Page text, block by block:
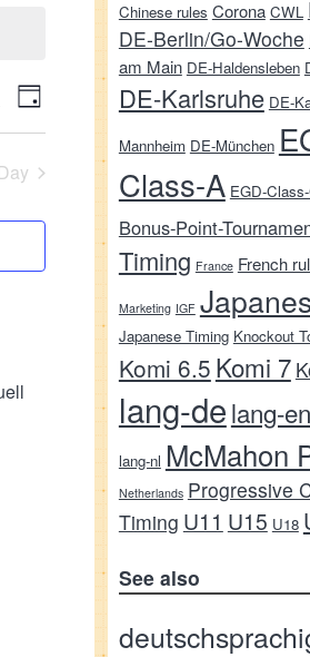
Event
Navigation
Day
Chinese rules Corona CWL
DE-Berlin/Go-Woche
am Main DE-Haldensleben
DE-Karlsruhe DE-
Mannheim DE-München
Class-A EGD-
Bonus-Point-
Timing France French
Marketing IGF
Japanese Timing Knockout
Komi 6.5 Komi 7
lang-delang-en
lang-nl McMahon
Netherlands Progressive
Timing U11 U15 U18
See also